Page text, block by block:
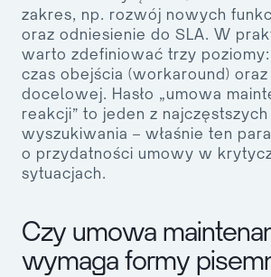
zakres, np. rozwój nowych
oraz odniesienie do SLA. W
warto zdefiniować trzy
czas obejścia (workaround)
docelowej. Hasło „umowa
reakcji” to jeden z
wyszukiwania – właśnie ten
o przydatności umowy w
sytuacjach.
Czy umowa
wymaga formy